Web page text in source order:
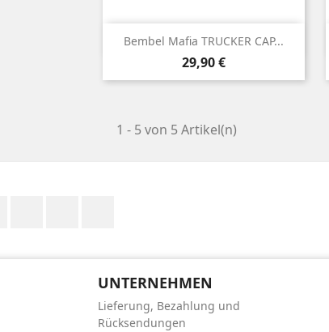
Bembel Mafia TRUCKER CAP...
Preis
29,90 €
 Vorschau
1 - 5 von 5 Artikel(n)
UNTERNEHMEN
Lieferung, Bezahlung und
Rücksendungen